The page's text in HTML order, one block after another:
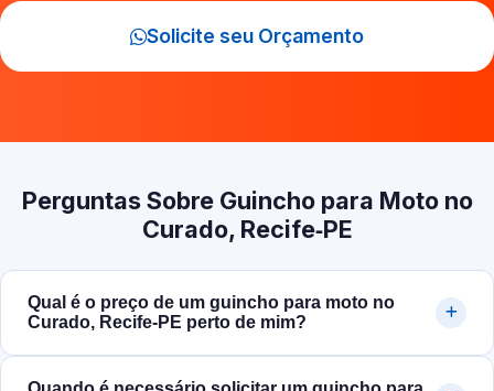
Solicite seu Orçamento
Perguntas Sobre Guincho para Moto no
Curado, Recife‑PE
Qual é o preço de um guincho para moto no
Curado, Recife‑PE perto de mim?